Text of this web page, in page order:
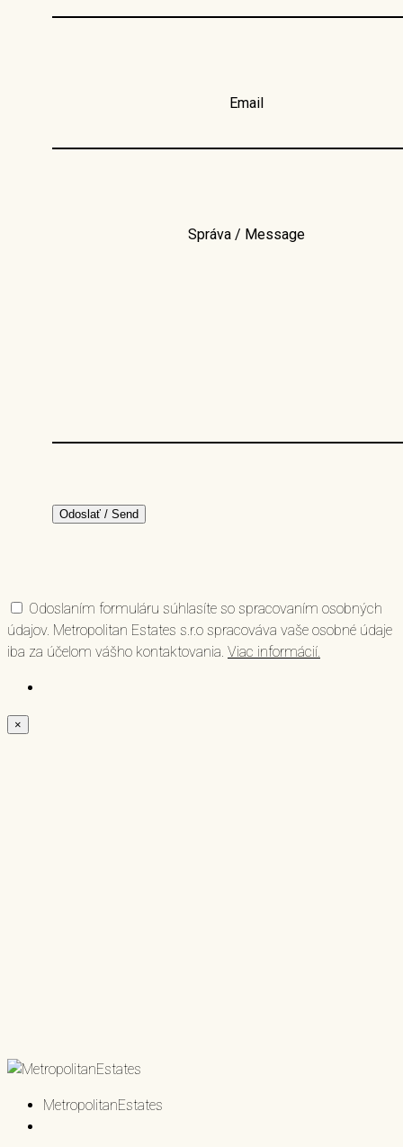
Email
Správa / Message
Odoslaním formuláru súhlasíte so spracovaním osobných
údajov. Metropolitan Estates s.r.o spracováva vaše osobné údaje
iba za účelom vášho kontaktovania. Viac informácií.
×
MetropolitanEstates